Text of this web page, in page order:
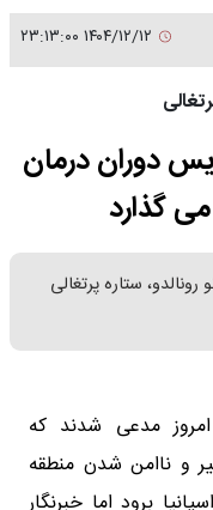
دوران درمان
گذارد
ستاره پرتغالی
مدعی شدند که
و ناامن شدن منطقه